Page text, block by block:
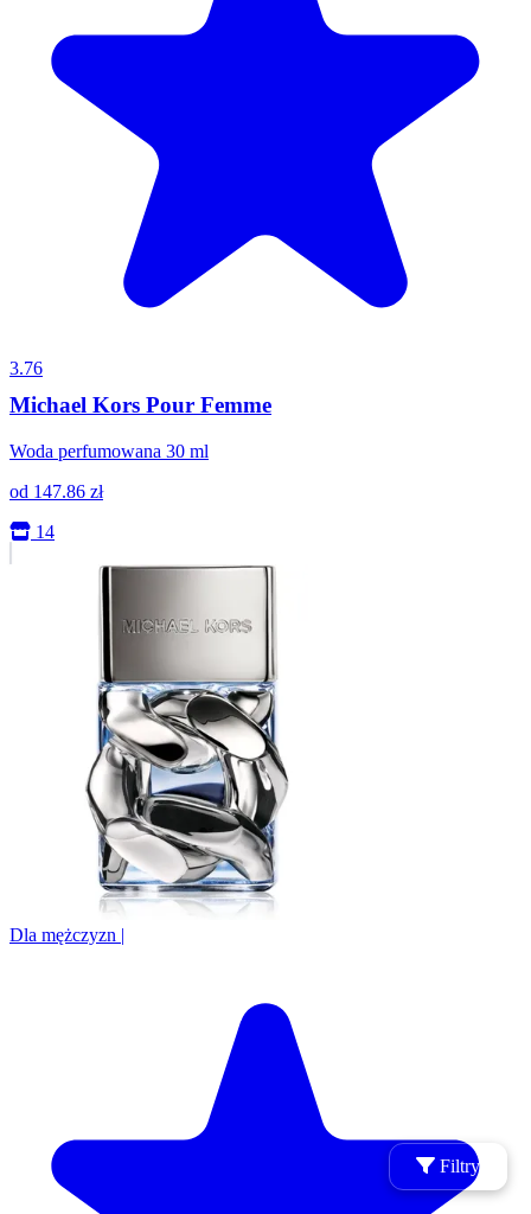
3.76
Michael Kors Pour Femme
Woda perfumowana 30 ml
od 147.86 zł
14
Dla mężczyzn |
Filtry